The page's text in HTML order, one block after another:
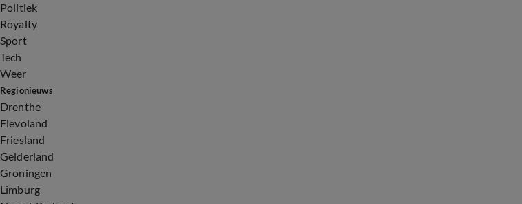
Politiek
Royalty
Sport
Tech
Weer
Regionieuws
Drenthe
Flevoland
Friesland
Gelderland
Groningen
Limburg